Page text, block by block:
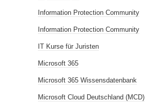
Information Protection Community
Information Protection Community
IT Kurse für Juristen
Microsoft 365
Microsoft 365 Wissensdatenbank
Microsoft Cloud Deutschland (MCD)